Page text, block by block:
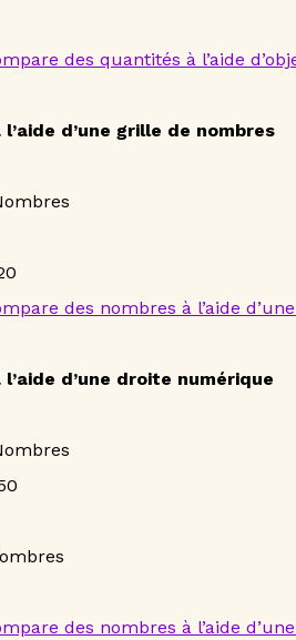
des quantités à l’aide
d’une grille de nombres
des nombres à l’aide
d’une droite numérique
des nombres à l’aide